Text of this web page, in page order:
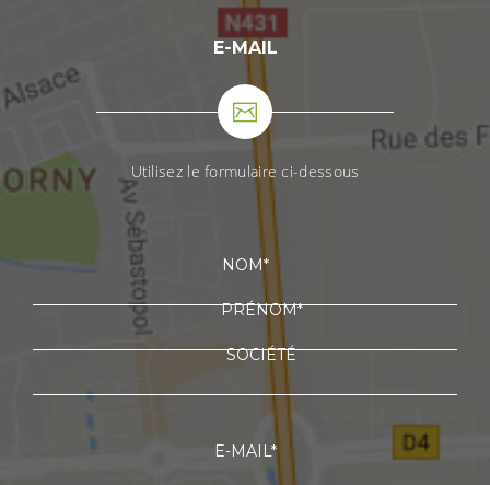
E-MAIL
Utilisez le formulaire ci-dessous
NOM*
PRÉNOM*
SOCIÉTÉ
E-MAIL*